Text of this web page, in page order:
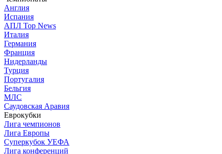
Англия
Испания
АПЛ Top News
Италия
Германия
Франция
Нидерланды
Турция
Португалия
Бельгия
МЛС
Саудовская Аравия
Еврокубки
Лига чемпионов
Лига Европы
Суперкубок УЕФА
Лига конференций